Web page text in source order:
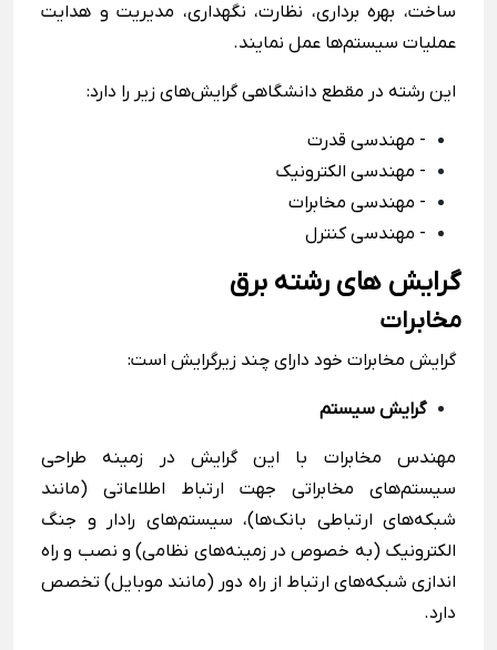
ساخت، بهره برداری، نظارت، نگهداری، مدیریت و هدایت
عملیات سیستم‌ها عمل نمایند.
این رشته در مقطع دانشگاهی گرایش‌های زیر را دارد:
- مهندسی قدرت
- مهندسی الکترونیک
- مهندسی مخابرات
- مهندسی کنترل
گرایش های رشته برق
مخابرات
گرایش مخابرات خود دارای چند زیرگرایش است:
گرایش سیستم
مهندس مخابرات با این گرایش در زمینه طراحی
سیستم‌های مخابراتی جهت ارتباط اطلاعاتی (مانند
شبکه‌های ارتباطی بانک‌ها)، سیستم‌های رادار و جنگ
الکترونیک (به خصوص در زمینه‌های نظامی) و نصب و راه
اندازی شبکه‌های ارتباط از راه دور (مانند موبایل) تخصص
دارد.